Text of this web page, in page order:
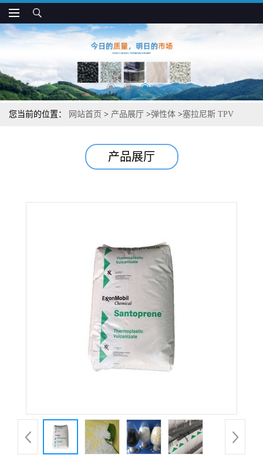
您当前的位置： 网站首页 > 产品展厅 >弹性体 >塞拉尼斯 TPV
产品展厅